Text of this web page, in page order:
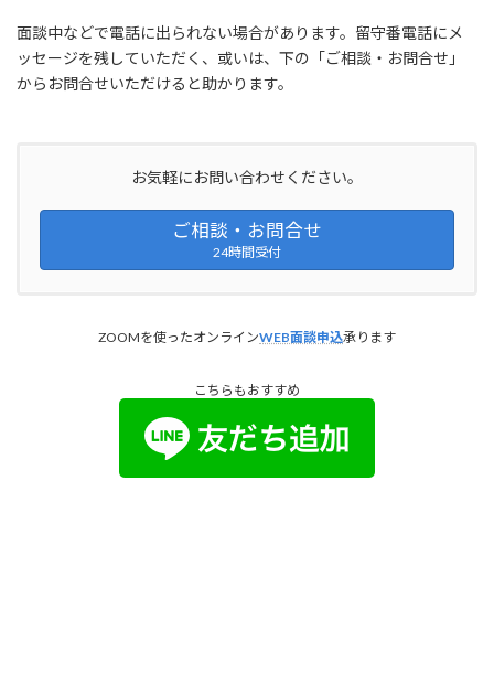
面談中などで電話に出られない場合があります。留守番電話にメ
ッセージを残していただく、或いは、下の「ご相談・お問合せ」
からお問合せいただけると助かります。
お気軽にお問い合わせください。
ご相談・お問合せ
24時間受付
ZOOMを使ったオンラインWEB面談申込承ります
こちらもおすすめ